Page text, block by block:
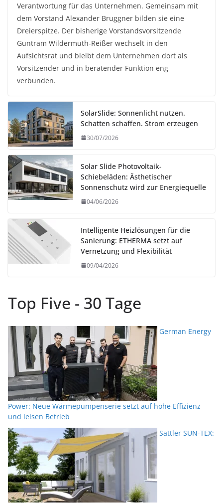
Verantwortung für das Unternehmen. Gemeinsam mit
dem Vorstand Alexander Bruggner bilden sie eine
Dreierspitze. Der bisherige Vorstandsvorsitzende
Guntram Wildermuth-Reißer wechselt in den
Aufsichtsrat und bleibt dem Unternehmen dort als
Vorsitzender und in beratender Funktion eng
verbunden.
SolarSlide: Sonnenlicht nutzen.
Schatten schaffen. Strom erzeugen
30/07/2026
Solar Slide Photovoltaik-
Schiebeläden: Ästhetischer
Sonnenschutz wird zur Energiequelle
04/06/2026
Intelligente Heizlösungen für die
Sanierung: ETHERMA setzt auf
Vernetzung und Flexibilität
09/04/2026
Top Five - 30 Tage
German Energy
Power: Neue Wärmepumpenserie setzt auf hohe Effizienz
und leisen Betrieb
Sattler SUN-TEX: